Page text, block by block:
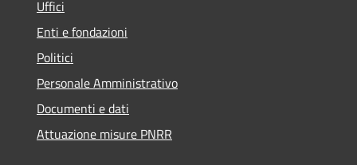
Uffici
Enti e fondazioni
Politici
Personale Amministrativo
Documenti e dati
Attuazione misure PNRR